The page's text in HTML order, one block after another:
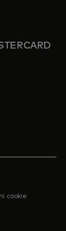
tab
a new tab
cookie